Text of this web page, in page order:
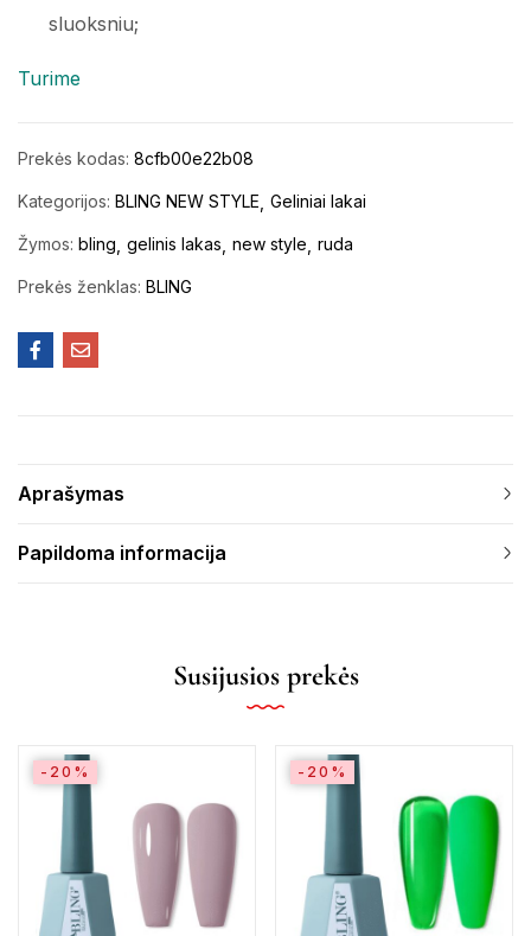
sluoksniu;
Turime
Prekės kodas: 8cfb00e22b08
Kategorijos: BLING NEW STYLE Geliniai lakai
Žymos: bling gelinis lakas new style ruda
Prekės ženklas: BLING
Aprašymas
Papildoma informacija
Susijusios prekės
-20% -20%